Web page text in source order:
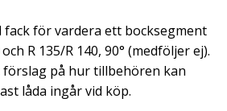
fack för vardera ett bocksegment
R 135/R 140, 90° (medföljer ej).
förslag på hur tillbehören kan
låda ingår vid köp.